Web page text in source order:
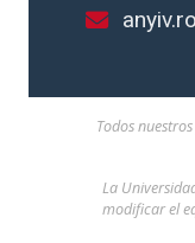
Todos
La
modificar el